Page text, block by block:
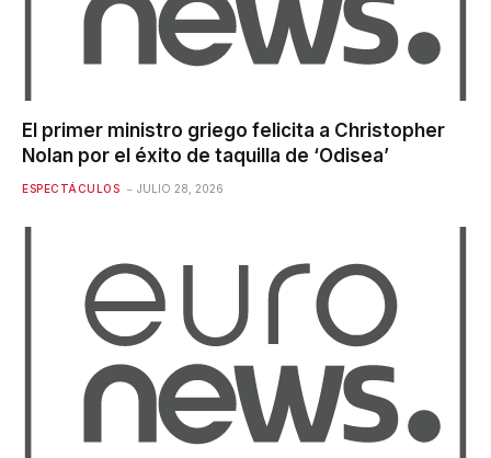
El primer ministro griego felicita a Christopher
Nolan por el éxito de taquilla de ‘Odisea’
ESPECTÁCULOS JULIO 28, 2026